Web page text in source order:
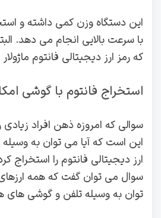
این دستگاه وزن کمی داشته و
با سرعت بالایی انجام می دهد.
که رمز ارز دیجیتالی فانتوم
استخراج فانتوم با گوشی
سوالی که امروزه ذهن افراد زیادی
این است که آیا می توان به
ارز دیجیتالی فانتوم را استخراج
سوال می توان گفت که همه
توان به وسیله تلفن و گوشی های